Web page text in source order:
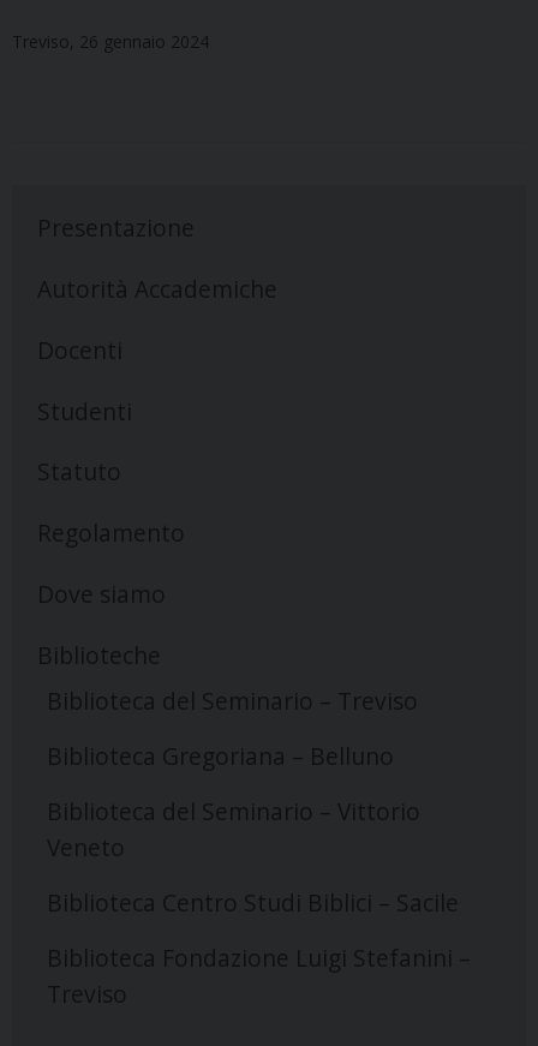
Treviso, 26 gennaio 2024
Presentazione
Autorità Accademiche
Docenti
Studenti
Statuto
Regolamento
Dove siamo
Biblioteche
Biblioteca del Seminario – Treviso
Biblioteca Gregoriana – Belluno
Biblioteca del Seminario – Vittorio
Veneto
Biblioteca Centro Studi Biblici – Sacile
Biblioteca Fondazione Luigi Stefanini –
Treviso